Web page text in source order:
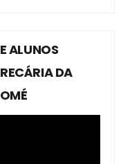
ALUNOS
DA